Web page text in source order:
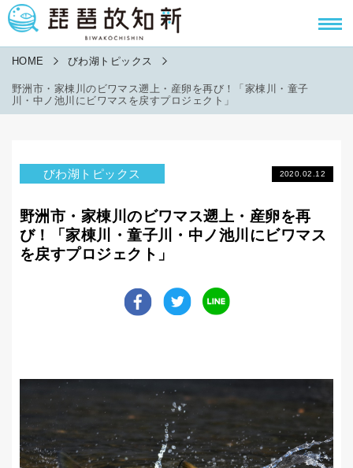
HOME びわ湖トピックス
野洲市・家棟川のビワマス遡上・産卵を再び！「家棟川・童子
川・中ノ池川にビワマスを戻すプロジェクト」
びわ湖トピックス 2020.02.12
野洲市・家棟川のビワマス遡上・産卵を再
び！「家棟川・童子川・中ノ池川にビワマス
を戻すプロジェクト」